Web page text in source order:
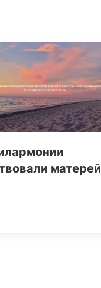
матерей